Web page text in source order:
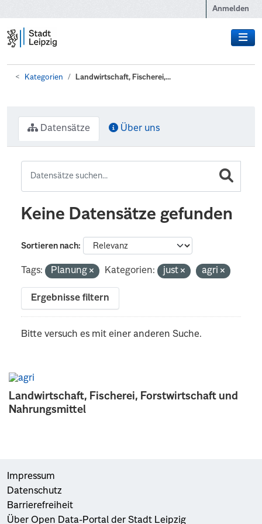
Anmelden
Kategorien Landwirtschaft, Fischerei,...
Landwirtschaft, Fischerei, Forstwirtschaft und
Nahrungsmittel
Datensätze Über uns
Keine Datensätze gefunden
Sortieren nach
Tags: Planung Kategorien: just agri
Ergebnisse filtern
Bitte versuch es mit einer anderen Suche.
Impressum
Datenschutz
Barrierefreiheit
Über Open Data-Portal der Stadt Leipzig